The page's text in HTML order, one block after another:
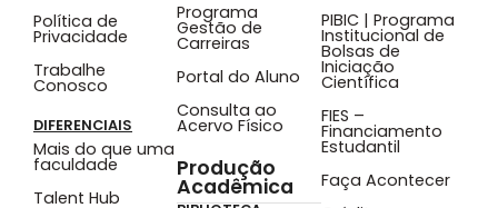
Política de
Privacidade
Trabalhe
Conosco
DIFERENCIAIS
Mais do que uma
faculdade
Talent Hub
Programa
Gestão de
Carreiras
Portal do Aluno
Consulta ao
Acervo Físico
Produção
Acadêmica
PIBIC | Programa
Institucional de
Bolsas de
Iniciação
Científica
FIES –
Financiamento
Estudantil
Faça Acontecer